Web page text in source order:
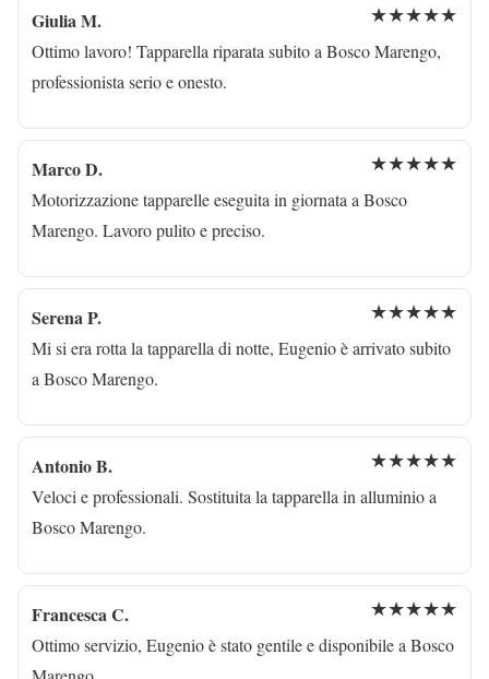
Giulia M. ★★★★★
Ottimo lavoro! Tapparella riparata subito a Bosco Marengo,
professionista serio e onesto.
Marco D. ★★★★★
Motorizzazione tapparelle eseguita in giornata a Bosco
Marengo. Lavoro pulito e preciso.
Serena P. ★★★★★
Mi si era rotta la tapparella di notte, Eugenio è arrivato subito
a Bosco Marengo.
Antonio B. ★★★★★
Veloci e professionali. Sostituita la tapparella in alluminio a
Bosco Marengo.
Francesca C. ★★★★★
Ottimo servizio, Eugenio è stato gentile e disponibile a Bosco